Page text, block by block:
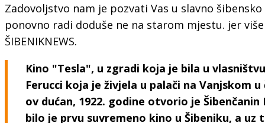
Zadovoljstvo nam je pozvati Vas u slavno
ponovno radi doduše ne na starom mjestu. jer
ŠIBENIKNEWS.
Kino "Tesla", u zgradi koja je bila u
Ferucci koja je živjela u palači na Vanjskom
ov dućan, 1922. godine otvorio je
bilo je prvu suvremeno kino u Šibeniku, a uz